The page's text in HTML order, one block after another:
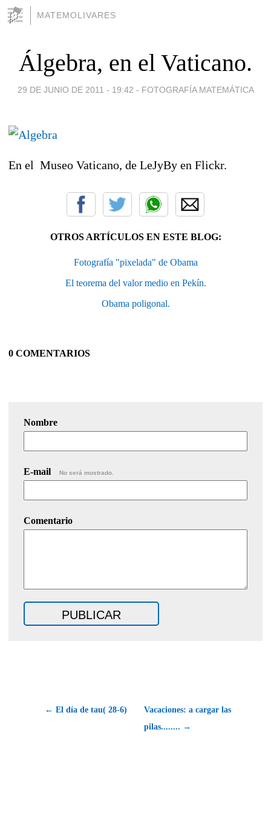
MATEMOLIVARES
Álgebra, en el Vaticano.
29 DE JUNIO DE 2011 - 19:42 - FOTOGRAFÍA MATEMÁTICA
En el Museo Vaticano, de LeJyBy en Flickr.
OTROS ARTÍCULOS EN ESTE BLOG:
Fotografía "pixelada" de Obama
El teorema del valor medio en Pekín.
Obama poligonal.
0 COMENTARIOS
Nombre
E-mail No será mostrado.
Comentario
← El día de tau( 28-6)
Vacaciones: a cargar las
pilas........ →